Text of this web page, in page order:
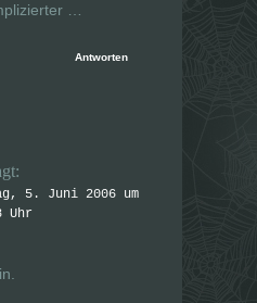
…
Antworten
5. Juni 2006 um
Uhr